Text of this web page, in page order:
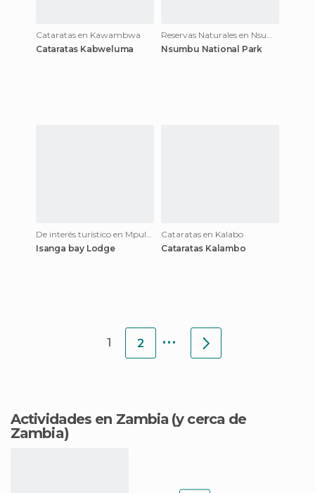
Cataratas en Kawambwa
Cataratas Kabweluma
Reservas Naturales en Nsumbu National Park
Nsumbu National Park
De interés turístico en Mpulungu
Isanga bay Lodge
Cataratas en Kalabo
Cataratas Kalambo
1 2 ...
Actividades en Zambia (y cerca de
Zambia)